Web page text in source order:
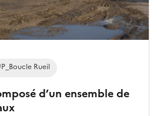
d’un ensemble de
Rueil